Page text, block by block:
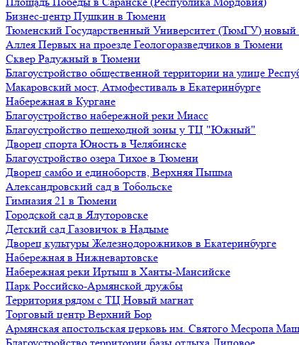
Бизнес-центр Пушкин в Тюмени
Тюменский Государственный Университет (ТюмГУ) новый
Аллея Первых на проезде Геологоразведчиков в Тюмени
Сквер Радужный в Тюмени
Благоустройство общественной территории на улице
Макаровский мост, Атмофестиваль в Екатеринбурге
Набережная в Кургане
Благоустройство набережной реки Миасс
Благоустройство пешеходной зоны у ТЦ "Южный"
Дворец спорта Юность в Челябинске
Благоустройство озера Тихое в Тюмени
Дворец самбо и единоборств, Верхняя Пышма
Александровский сад в Тобольске
Гимназия 21 в Тюмени
Городской сад в Ялуторовске
Детский сад Газовичок в Надыме
Дворец культуры Железнодорожников в Екатеринбурге
Набережная в Нижневартовске
Набережная реки Иртыш в Ханты-Мансийске
Парк Российско-Армянской дружбы
Территория рядом с ТЦ Новый магнат
Торговый центр Верхний Бор
Армянская апостольская церковь им. Святого Месропа